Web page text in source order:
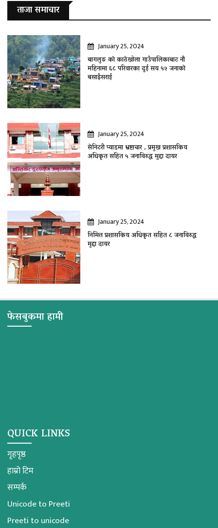
ताजा समाचार
January 25, 2024
बागलुङ काे काठेखोला गाउँपालिकाबाट नौ
महिनामा ६८ परिवारका दुई सय ५२ जनाकाे
बसाइँसराई
January 25, 2024
सेनिटरी प्याडमा भ्रष्टाचार , प्रमुख प्रशासकिय
अधिकृत सहित ५ जनाविरुद्ध मुद्दा दायर
January 25, 2024
निमित्त प्रशासकिय अधिकृत सहित ८ जनाविरुद्ध
मुद्दा दायर
फेसबुकमा हामी
QUICK LINKS
गृहपृष्ठ
हाम्रो टिम
सम्पर्क
Unicode to Preeti
Preeti to unicode